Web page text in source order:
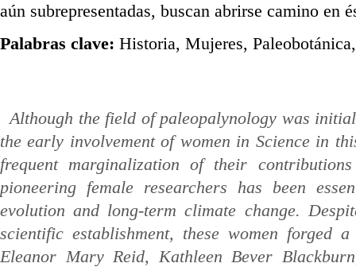
aún subrepresentadas, buscan abrirse camino en
Palabras clave: Historia, Mujeres,
Although the field of paleopalynology was
the early involvement of women in Science in
frequent marginalization of their
pioneering female researchers has been
evolution and long-term climate change.
scientific establishment, these women
Eleanor Mary Reid, Kathleen Bever